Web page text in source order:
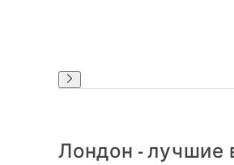
Лондон - лучшие